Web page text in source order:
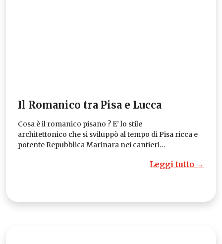
Il Romanico tra Pisa e Lucca
Cosa è il romanico pisano ? E’ lo stile
architettonico che si sviluppò al tempo di Pisa ricca e
potente Repubblica Marinara nei cantieri…
Leggi tutto →